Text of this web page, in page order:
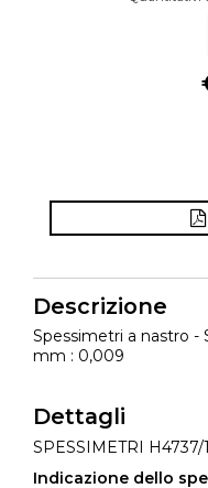
Descrizione
Spessimetri a nastro -
mm : 0,009
Dettagli
SPESSIMETRI H4737/
Indicazione dello